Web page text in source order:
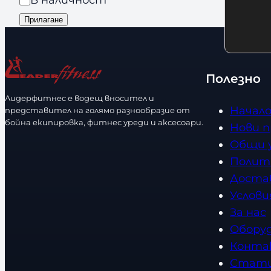
n
d
а
ч
о
с
Прилагане
е
с
о
Лидерфитнес е водещ вносител и
представител на голямо разнообразие от
бойна екипировка, фитнес уреди и аксесоари.
Полезно
Начало
Нови
Общи
За нас